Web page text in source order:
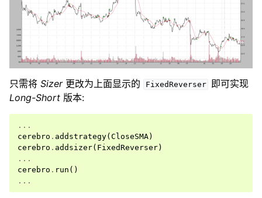
只需将 Sizer更改为上面显示的 FixedReverser
即可实现
Long-Short 版本:
...
cerebro . addstrategy( CloseSMA)
cerebro . addsizer( FixedReverser)
...
cerebro . run ()
...